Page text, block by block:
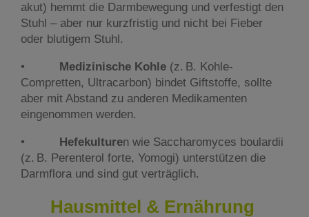
akut) hemmt die Darmbewegung und verfestigt den
Stuhl – aber nur kurzfristig und nicht bei Fieber
oder blutigem Stuhl.
• Medizinische Kohle (z. B. Kohle-
Compretten, Ultracarbon) bindet Giftstoffe, sollte
aber mit Abstand zu anderen Medikamenten
eingenommen werden.
• Hefekulturen wie Saccharomyces boulardii
(z. B. Perenterol forte, Yomogi) unterstützen die
Darmflora und sind gut verträglich.
Hausmittel & Ernährung